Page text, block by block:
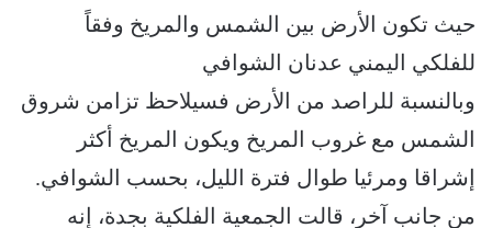
حيث تكون الأرض بين الشمس والمريخ وفقاً
للفلكي اليمني عدنان الشوافي
وبالنسبة للراصد من الأرض فسيلاحظ تزامن شروق
الشمس مع غروب المريخ ويكون المريخ أكثر
إشراقا ومرئيا طوال فترة الليل، بحسب الشوافي.
من جانب آخر، قالت الجمعية الفلكية بجدة، إنه